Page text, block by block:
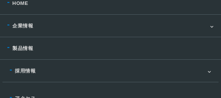
HOME
企業情報
製品情報
採用情報